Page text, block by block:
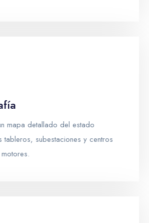
mapa detallado del estado
tableros, subestaciones y centros